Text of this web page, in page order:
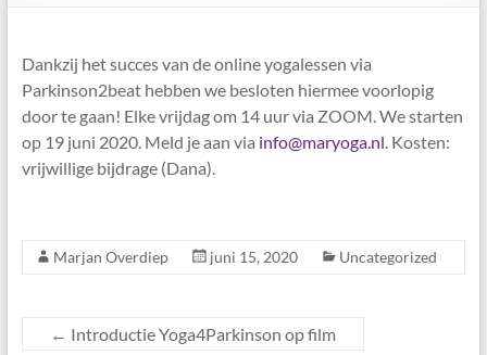
Dankzij het succes van de online yogalessen via
Parkinson2beat hebben we besloten hiermee voorlopig
door te gaan! Elke vrijdag om 14 uur via ZOOM. We starten
op 19 juni 2020. Meld je aan via info@maryoga.nl . Kosten:
vrijwillige bijdrage (Dana).
Marjan Overdiep juni 15, 2020 Uncategorized
← Introductie Yoga4Parkinson op film